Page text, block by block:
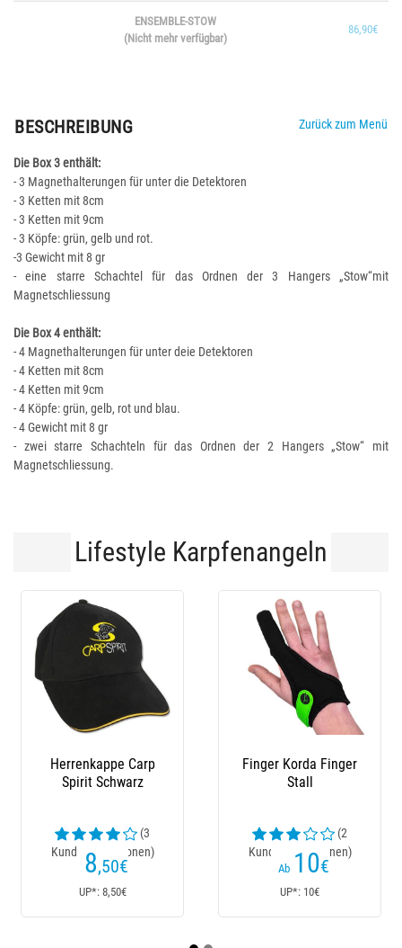
ENSEMBLE-STOW
(Nicht mehr verfügbar)
86,90€
BESCHREIBUNG Zurück zum Menü
Die Box 3 enthält:
- 3 Magnethalterungen für unter die Detektoren
- 3 Ketten mit 8cm
- 3 Ketten mit 9cm
- 3 Köpfe: grün, gelb und rot.
-3 Gewicht mit 8 gr
- eine starre Schachtel für das Ordnen der 3 Hangers „Stow“mit
Magnetschliessung
Die Box 4 enthält:
- 4 Magnethalterungen für unter deie Detektoren
- 4 Ketten mit 8cm
- 4 Ketten mit 9cm
- 4 Köpfe: grün, gelb, rot und blau.
- 4 Gewicht mit 8 gr
- zwei starre Schachteln für das Ordnen der 2 Hangers „Stow“ mit
Magnetschliessung.
Lifestyle Karpfenangeln
Finger Korda Finger
Stall
(2
Kundenrezensionen)
10€
UP*: 10€
Herrenhose Korda
Original Kombats
(3
Kundenrezensionen)
75
UP*: 75€